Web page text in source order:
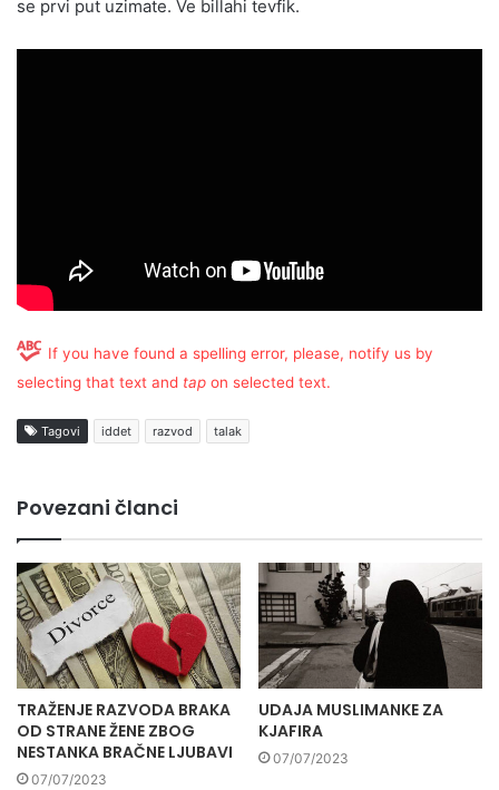
se prvi put uzimate. Ve billahi tevfik.
If you have found a spelling error, please, notify us by
selecting that text and tap on selected text.
Tagovi iddet razvod talak
Povezani članci
TRAŽENJE RAZVODA BRAKA
OD STRANE ŽENE ZBOG
NESTANKA BRAČNE LJUBAVI
07/07/2023
UDAJA MUSLIMANKE ZA
KJAFIRA
07/07/2023